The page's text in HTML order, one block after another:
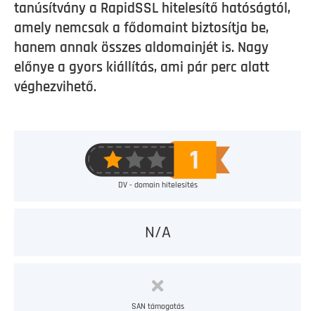
tanúsítvány a RapidSSL hitelesítő hatóságtól,
amely nemcsak a fődomaint biztosítja be,
hanem annak összes aldomainjét is. Nagy
előnye a gyors kiállítás, ami pár perc alatt
véghezvihető.
DV - domain hitelesítés
N/A
SAN támogatás